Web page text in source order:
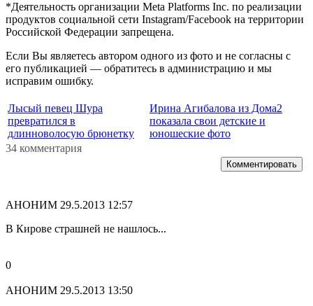
*Деятельность организации Meta Platforms Inc. по реализации
продуктов социальной сети Instagram/Facebook на территории
Российской Федерации запрещена.
Если Вы являетесь автором одного из фото и не согласны с
его публикацией — обратитесь в администрацию и мы
исправим ошибку.
Лысый певец Шура
превратился в
длинноволосую брюнетку
Ирина Агибалова из Дома2
показала свои детские и
юношеские фото
34 комментария
Комментировать
АНОНИМ 29.5.2013 12:57
В Кирове страшней не нашлось...
0
АНОНИМ 29.5.2013 13:50